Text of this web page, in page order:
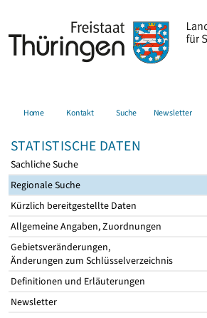
Home Kontakt Suche Newsletter
STATISTISCHE DATEN
Sachliche Suche
Regionale Suche
Kürzlich bereitgestellte Daten
Allgemeine Angaben, Zuordnungen
Gebietsveränderungen,
Änderungen zum Schlüsselverzeichnis
Definitionen und Erläuterungen
Newsletter